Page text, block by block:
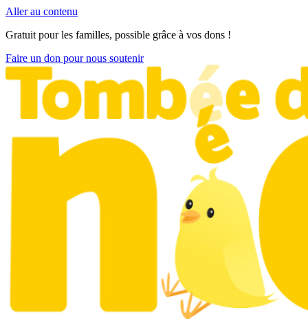
Aller au contenu
Gratuit pour les familles, possible grâce à vos dons !
Faire un don pour nous soutenir